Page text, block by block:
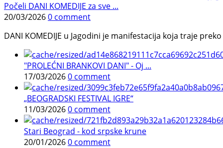
Počeli DANI KOMEDIJE za sve ...
20/03/20260 comment
DANI KOMEDIJE u Jagodini je manifestacija koja traje
"PROLEĆNI BRANKOVI DANI" - Oj ...
17/03/20260 comment
„BEOGRADSKI FESTIVAL IGRE“
11/03/20260 comment
Stari Beograd - kod srpske krune
20/01/20260 comment